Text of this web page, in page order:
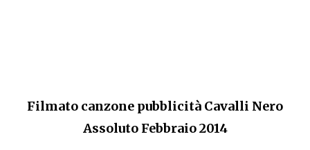
Filmato canzone pubblicità Cavalli Nero
Assoluto Febbraio 2014